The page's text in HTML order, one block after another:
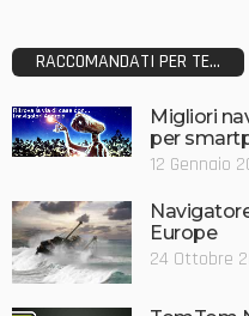
RACCOMANDATI PER TE...
Migliori
per
12 Gennaio
Europe
24 Ottobre